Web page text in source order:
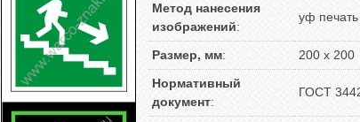
Метод нанесения
изображений:
уф печать
Размер, мм:
200 х 200
Нормативный
документ:
ГОСТ